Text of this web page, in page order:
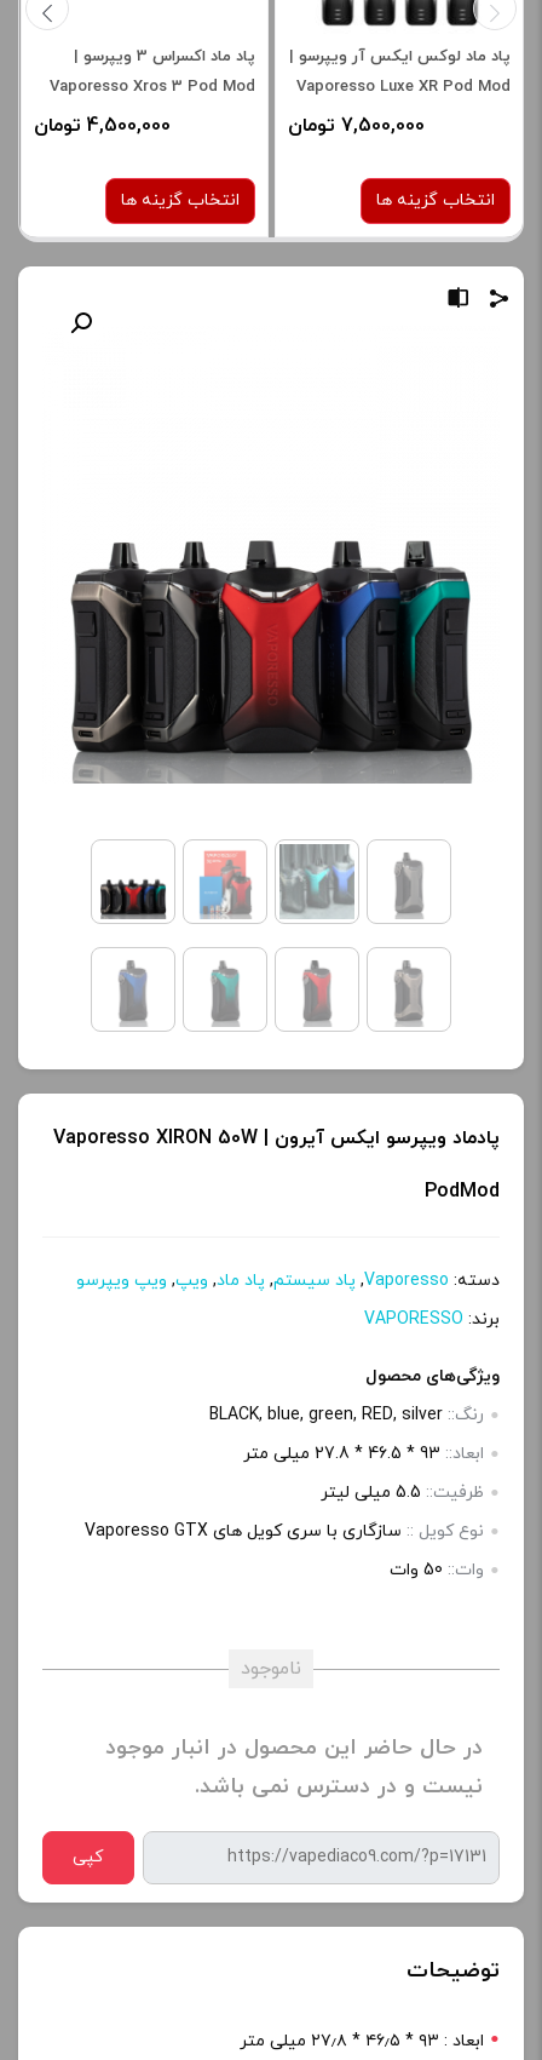
پاد ماد لوکس ایکس آر ویپرسو |
Vaporesso Luxe XR Pod Mod
7,500,000 تومان
انتخاب گزینه ها
آخرین بروزرسانی
تمامی قیمت ها بروز
هستند.
افزودن به سبد خرید
ک
پ
ی
پاد ماد اکسراس 3 ویپرسو |
Vaporesso Xros 3 Pod Mod
4,500,000 تومان
انتخاب گزینه ها
کنید.
آخرین بروزرسانی
تمامی قیمت ها بروز
هستند.
افزودن به سبد خرید
پادماد ویپرسو ایکس آیرون | Vaporesso XIRON 50W
PodMod
دسته: Vaporesso
, پاد سیستم, پاد ماد, ویپ, ویپ ویپرسو
برند: VAPORESSO
ویژگی‌های محصول
رنگ:: BLACK, blue, green, RED, silver
ابعاد:: 93 * 46.5 * 27.8 میلی متر
ظرفیت:: 5.5 میلی لیتر
نوع کویل :: سازگاری با سری کویل های Vaporesso GTX
وات:: 50 وات
ناموجود
در حال حاضر این محصول در انبار موجود
نیست و در دسترس نمی باشد.
کپی
توضیحات
ابعاد : ۹۳ * ۴۶٫۵ * ۲۷٫۸ میلی متر